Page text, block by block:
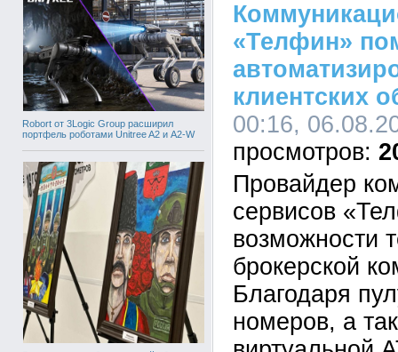
Robort от 3Logic Group расширил
портфель роботами Unitree A2 и A2-W
«Телфин»
клиентских
00:16,
Провайдер
сервисов
возможности
брокерской
Благодаря
номеров, а